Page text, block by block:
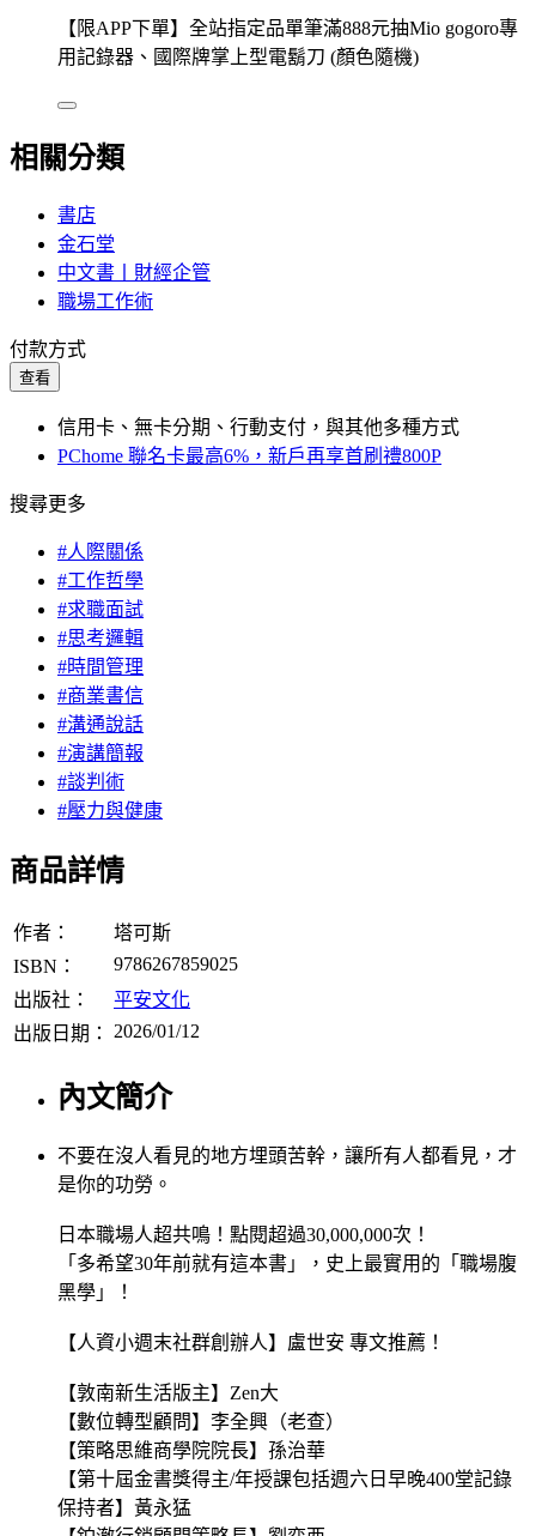
【限APP下單】全站指定品單筆滿888元抽Mio gogoro專
用記錄器、國際牌掌上型電鬍刀 (顏色隨機)
相關分類
書店
金石堂
中文書丨財經企管
職場工作術
付款方式
查看
信用卡、無卡分期、行動支付，與其他多種方式
PChome 聯名卡最高6%，新戶再享首刷禮800P
搜尋更多
#人際關係
#工作哲學
#求職面試
#思考邏輯
#時間管理
#商業書信
#溝通說話
#演講簡報
#談判術
#壓力與健康
商品詳情
作者：
塔可斯
ISBN：
9786267859025
出版社：
平安文化
出版日期：
2026/01/12
內文簡介
不要在沒人看見的地方埋頭苦幹，讓所有人都看見，才
是你的功勞。
日本職場人超共鳴！點閱超過30,000,000次！
「多希望30年前就有這本書」，史上最實用的「職場腹
黑學」！
【人資小週末社群創辦人】盧世安 專文推薦！
【敦南新生活版主】Zen大
【數位轉型顧問】李全興（老查）
【策略思維商學院院長】孫治華
【第十屆金書獎得主/年授課包括週六日早晚400堂記錄
保持者】黃永猛